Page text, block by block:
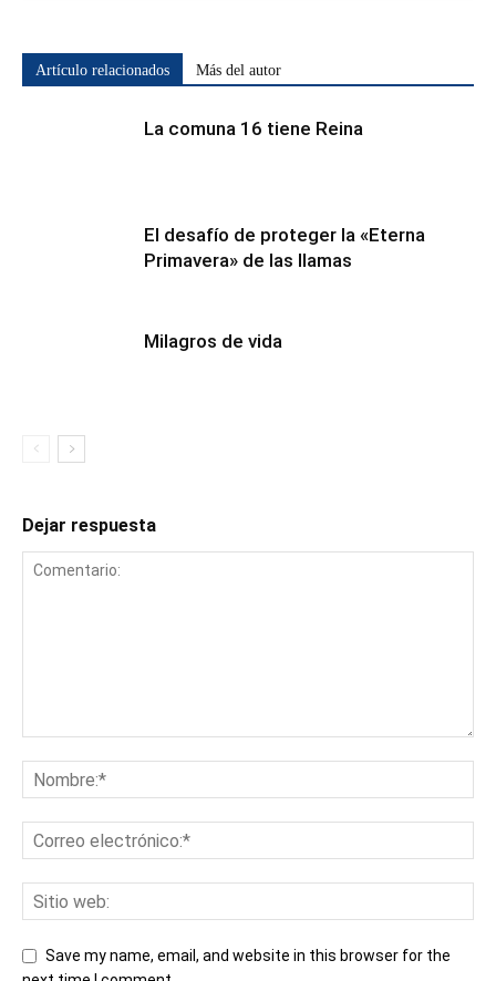
Artículo relacionados Más del autor
La comuna 16 tiene Reina
El desafío de proteger la «Eterna
Primavera» de las llamas
Milagros de vida
Dejar respuesta
Save my name, email, and website in this browser for the